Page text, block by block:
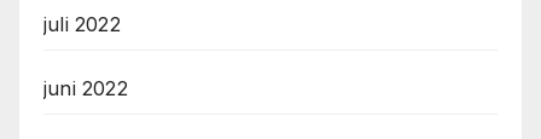
juli 2022
juni 2022